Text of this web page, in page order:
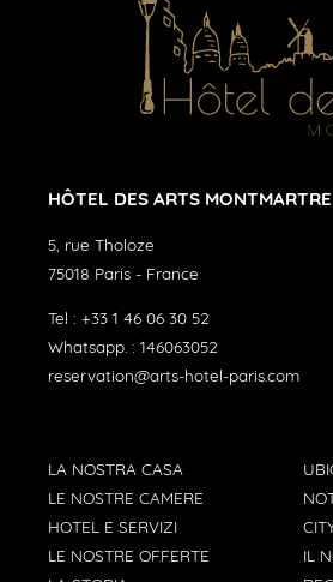
HÔTEL DES ARTS MONTMARTRE
5, rue Tholoze
75018 Paris - France
Tel : +33 1 46 06 30 52
Whatsapp. : 146063052
reservation@arts-hotel-paris.com
LA NOSTRA CASA
LE NOSTRE CAMERE
HOTEL E SERVIZI
LE NOSTRE OFFERTE
IL